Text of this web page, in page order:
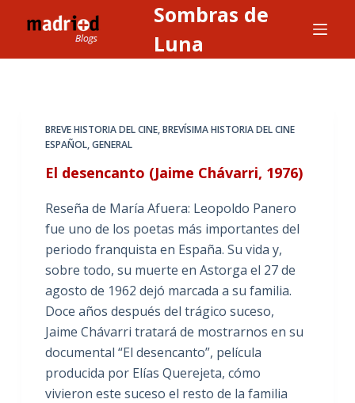
l
Sombras de
Luna
BREVE HISTORIA DEL CINE,BREVÍSIMA HISTORIA DEL CINE
ESPAÑOL,GENERAL
El desencanto (Jaime Chávarri, 1976)
Reseña de María Afuera: Leopoldo Panero
fue uno de los poetas más importantes del
periodo franquista en España. Su vida y,
sobre todo, su muerte en Astorga el 27 de
agosto de 1962 dejó marcada a su familia.
Doce años después del trágico suceso,
Jaime Chávarri tratará de mostrarnos en su
documental “El desencanto”, película
producida por Elías Querejeta, cómo
vivieron este suceso el resto de la familia